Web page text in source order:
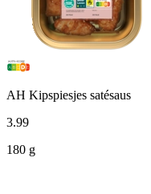
AH Kipspiesjes satésaus
3.99
180 g